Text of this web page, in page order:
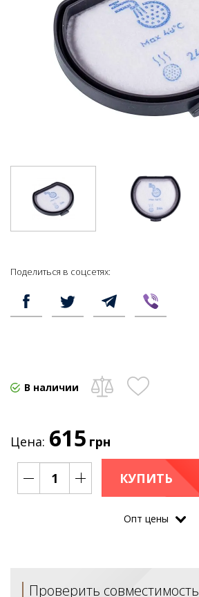
Поделиться в соцсетях:
В наличии
Цена: 615 грн
КУПИТЬ
Опт цены
Проверить совместимость